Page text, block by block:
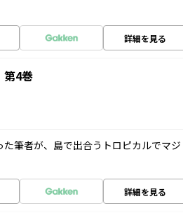
詳細を見る
4巻
筆者が、島で出合うトロピカルでマジ
詳細を見る